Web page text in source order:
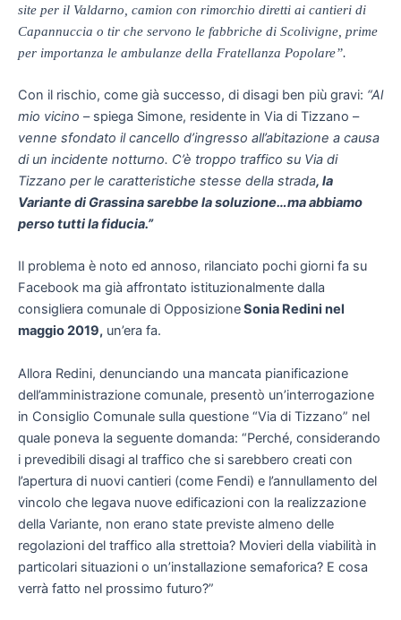
site per il Valdarno, camion con rimorchio diretti ai cantieri di
Capannuccia o tir che servono le fabbriche di Scolivigne, prime
per importanza le ambulanze della Fratellanza Popolare”.
Con il rischio, come già successo, di disagi ben più gravi: “Al
mio vicino – spiega Simone, residente in Via di Tizzano –
venne sfondato il cancello d’ingresso all’abitazione a causa
di un incidente notturno. C’è troppo traffico su Via di
Tizzano per le caratteristiche stesse della strada, la
Variante di Grassina sarebbe la soluzione…ma abbiamo
perso tutti la fiducia.”
Il problema è noto ed annoso, rilanciato pochi giorni fa su
Facebook ma già affrontato istituzionalmente dalla
consigliera comunale di OpposizioneSonia Redini nel
maggio 2019, un’era fa.
Allora Redini, denunciando una mancata pianificazione
dell’amministrazione comunale, presentò un’interrogazione
in Consiglio Comunale sulla questione “Via di Tizzano” nel
quale poneva la seguente domanda: “Perché, considerando
i prevedibili disagi al traffico che si sarebbero creati con
l’apertura di nuovi cantieri (come Fendi) e l’annullamento del
vincolo che legava nuove edificazioni con la realizzazione
della Variante, non erano state previste almeno delle
regolazioni del traffico alla strettoia? Movieri della viabilità in
particolari situazioni o un’installazione semaforica? E cosa
verrà fatto nel prossimo futuro?”